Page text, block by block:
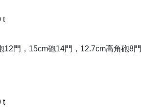
t
12門，15cm砲14門，12.7cm高角砲8門
t